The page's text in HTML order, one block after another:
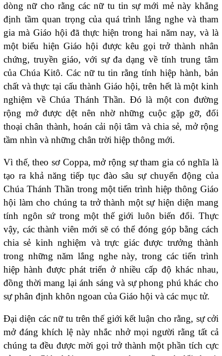
dòng nữ cho rằng các nữ tu tin sự mới mẻ này khẳng
định tầm quan trọng của quá trình lắng nghe và tham
gia mà Giáo hội đã thực hiện trong hai năm nay, và là
một biểu hiện Giáo hội được kêu gọi trở thành nhân
chứng, truyền giáo, với sự đa dạng về tính trung tâm
của Chúa Kitô. Các nữ tu tin rằng tính hiệp hành, bản
chất và thực tại cấu thành Giáo hội, trên hết là một kinh
nghiệm về Chúa Thánh Thần. Đó là một con đường
rộng mở được dệt nên nhờ những cuộc gặp gỡ, đối
thoại chân thành, hoán cải nội tâm và chia sẻ, mở rộng
tầm nhìn và những chân trời hiệp thông mới.
Vì thế, theo sơ Coppa, mở rộng sự tham gia có nghĩa là
tạo ra khả năng tiếp tục đào sâu sự chuyển động của
Chúa Thánh Thần trong một tiến trình hiệp thông Giáo
hội làm cho chúng ta trở thành một sự hiện diện mang
tính ngôn sứ trong một thế giới luôn biến đổi. Thực
vậy, các thành viên mới sẽ có thể đóng góp bằng cách
chia sẻ kinh nghiệm và trực giác được trưởng thành
trong những năm lắng nghe này, trong các tiến trình
hiệp hành được phát triển ở nhiều cấp độ khác nhau,
đồng thời mang lại ánh sáng và sự phong phú khác cho
sự phân định khôn ngoan của Giáo hội và các mục tử.
Đại diện các nữ tu trên thế giới kết luận cho rằng, sự cởi
mở đáng khích lệ này nhắc nhở mọi người rằng tất cả
chúng ta đều được mời gọi trở thành một phần tích cực